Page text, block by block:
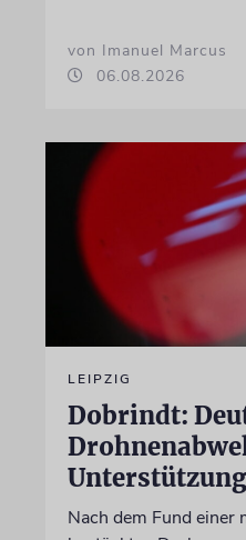
von Imanuel Marcus
06.08.2026
LEIPZIG
Dobrindt:
Nach dem Fund einer